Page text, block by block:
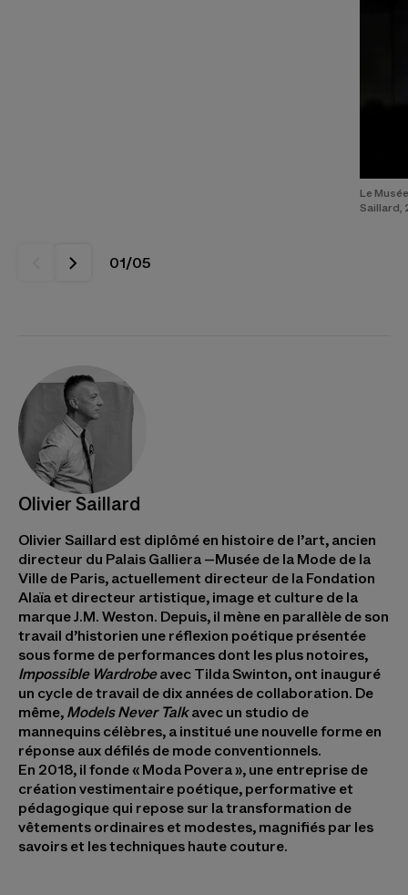
Le
Saillard,
01/05
Olivier Saillard
Olivier Saillard est diplômé en histoire de l’art, ancien
directeur du Palais Galliera –Musée de la Mode de la
Ville de Paris, actuellement directeur de la Fondation
Alaïa et directeur artistique, image et culture de la
marque J.M. Weston. Depuis, il mène en parallèle de son
travail d’historien une réflexion poétique présentée
sous forme de performances dont les plus notoires,
Impossible Wardrobeavec Tilda Swinton, ont inauguré
un cycle de travail de dix années de collaboration. De
même, Models Never Talkavec un studio de
mannequins célèbres, a institué une nouvelle forme en
réponse aux défilés de mode conventionnels.
En 2018, il fonde « Moda Povera », une entreprise de
création vestimentaire poétique, performative et
pédagogique qui repose sur la transformation de
vêtements ordinaires et modestes, magnifiés par les
savoirs et les techniques haute couture.